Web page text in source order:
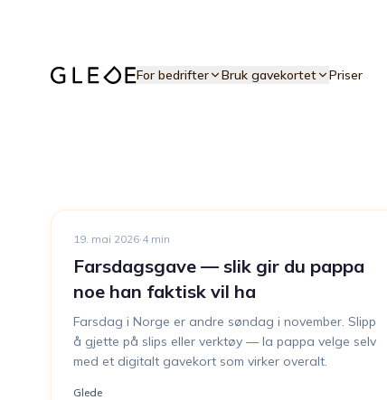
For bedrifter Bruk gavekortet Priser
19. mai 2026·4min
Farsdagsgave — slik gir du pappa
noe han faktisk vil ha
Farsdag i Norge er andre søndag i november. Slipp
å gjette på slips eller verktøy — la pappa velge selv
med et digitalt gavekort som virker overalt.
Glede